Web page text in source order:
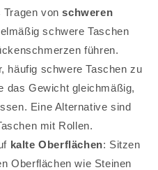
Tragen vonschweren
schwere Taschen
führen.
häufig schwere Taschen zu
das Gewicht gleichmäßig,
Eine Alternative sind
mit Rollen.
kalte Oberflächen: Sitzen
Oberflächen wie Steinen